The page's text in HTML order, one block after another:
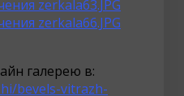
галерею в:
bevels-vitrazh-